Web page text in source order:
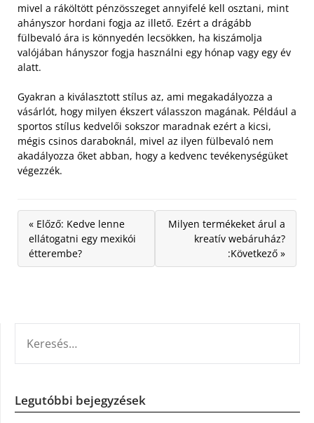
mivel a ráköltött pénzösszeget annyifelé kell osztani, mint
ahányszor hordani fogja az illető. Ezért a drágább
fülbevaló ára is könnyedén lecsökken, ha kiszámolja
valójában hányszor fogja használni egy hónap vagy egy év
alatt.
Gyakran a kiválasztott stílus az, ami megakadályozza a
vásárlót, hogy milyen ékszert válasszon magának. Például a
sportos stílus kedvelői sokszor maradnak ezért a kicsi,
mégis csinos daraboknál, mivel az ilyen fülbevaló nem
akadályozza őket abban, hogy a kedvenc tevékenységüket
végezzék.
« Előző: Kedve lenne
ellátogatni egy mexikói
étterembe?
Milyen termékeket árul a
kreatív webáruház?
:Következő »
Legutóbbi bejegyzések